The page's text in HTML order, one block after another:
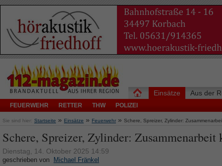
Einsätze
FEUERWEHR RETTER THW POLIZEI
Aus der
Sie sind hier: Startseite » Einsätze » Feuerwehr » Schere, Spreizer, Zylinder:
Schere, Spreizer, Zylinder: Zusammenarbeit
Dienstag, 14. Oktober 2025 14:59
geschrieben von Michael Fränkel